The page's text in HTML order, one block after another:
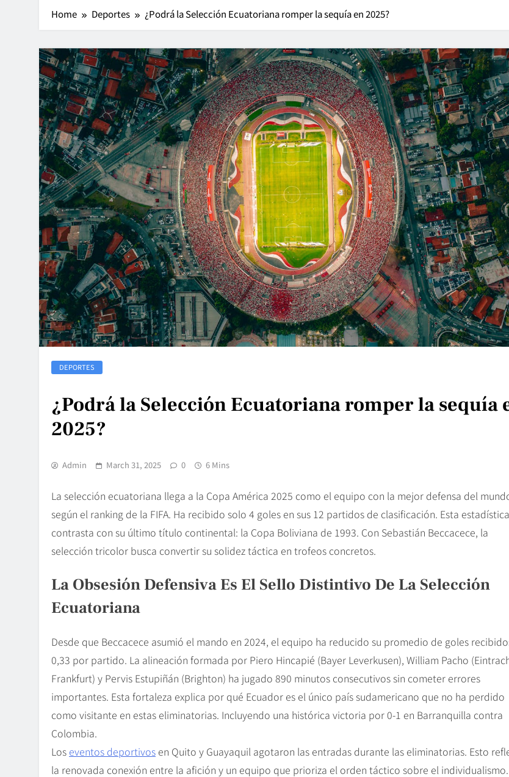
Home Deportes ¿Podrá la Selección Ecuatoriana romper la sequía en 2025?
DEPORTES
¿Podrá la Selección Ecuatoriana romper la sequía
2025?
Admin March 31, 2025 0 6 Mins
La selección ecuatoriana llega a la Copa América 2025 como el equipo con la mejor defensa del
según el ranking de la FIFA. Ha recibido solo 4 goles en sus 12 partidos de clasificación. Esta estadística
contrasta con su último título continental: la Copa Boliviana de 1993. Con Sebastián Beccacece, la
selección tricolor busca convertir su solidez táctica en trofeos concretos.
La Obsesión Defensiva Es El Sello Distintivo De La Selección
Ecuatoriana
Desde que Beccacece asumió el mando en 2024, el equipo ha reducido su promedio de goles
0,33 por partido. La alineación formada por Piero Hincapié (Bayer Leverkusen), William Pacho
Frankfurt) y Pervis Estupiñán (Brighton) ha jugado 890 minutos consecutivos sin cometer errores
importantes. Esta fortaleza explica por qué Ecuador es el único país sudamericano que no ha perdido
como visitante en estas eliminatorias. Incluyendo una histórica victoria por 0-1 en Barranquilla contra
Colombia.
Los eventos deportivos en Quito y Guayaquil agotaron las entradas durante las eliminatorias. Esto
la renovada conexión entre la afición y un equipo que prioriza el orden táctico sobre el individualismo.